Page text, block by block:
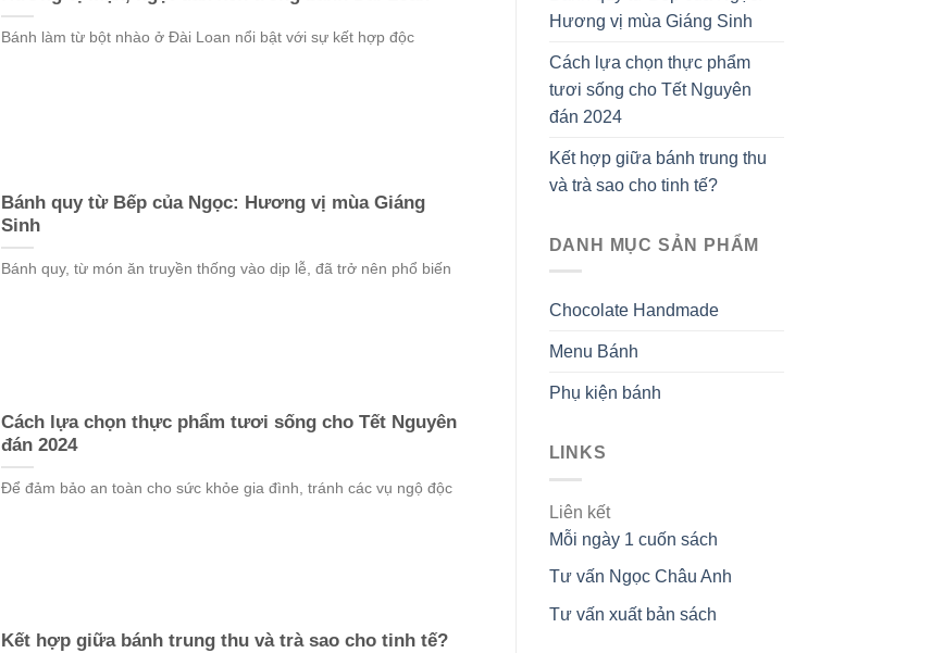
Bánh làm từ bột nhào ở Đài Loan nổi bật với sự kết hợp độc
Bánh quy từ Bếp của Ngọc: Hương vị mùa Giáng
Sinh
Bánh quy, từ món ăn truyền thống vào dịp lễ, đã trở nên phổ biến
Cách lựa chọn thực phẩm tươi sống cho Tết Nguyên
đán 2024
Để đảm bảo an toàn cho sức khỏe gia đình, tránh các vụ ngộ độc
Kết hợp giữa bánh trung thu và trà sao cho tinh tế?
Hương vị mùa Giáng Sinh
Cách lựa chọn thực phẩm
tươi sống cho Tết Nguyên
đán 2024
Kết hợp giữa bánh trung thu
và trà sao cho tinh tế?
DANH MỤC SẢN PHẨM
Chocolate Handmade
Menu Bánh
Phụ kiện bánh
LINKS
Liên kết
Mỗi ngày 1 cuốn sách
Tư vấn Ngọc Châu Anh
Tư vấn xuất bản sách